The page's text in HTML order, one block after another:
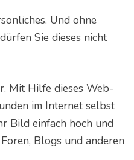
Und ohne
Sie dieses nicht
Mit Hilfe dieses Web-
im Internet selbst
Bild einfach hoch und
Blogs und anderen